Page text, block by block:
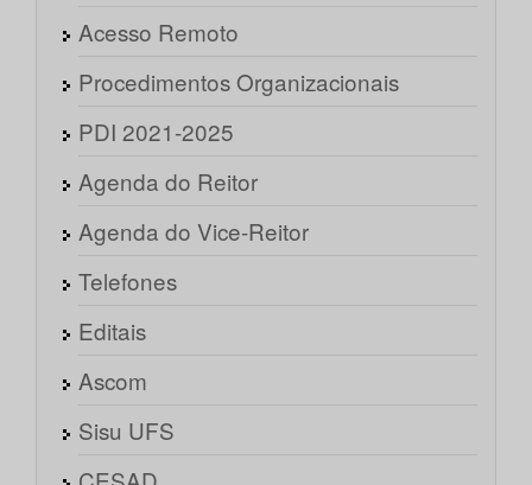
Acesso Remoto
Procedimentos Organizacionais
PDI 2021-2025
Agenda do Reitor
Agenda do Vice-Reitor
Telefones
Editais
Ascom
Sisu UFS